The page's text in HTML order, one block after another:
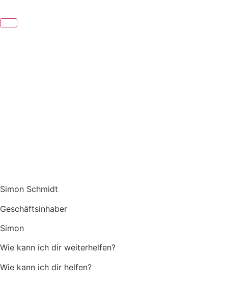
Simon Schmidt
Geschäftsinhaber
Simon
Wie kann ich dir weiterhelfen?
Wie kann ich dir helfen?